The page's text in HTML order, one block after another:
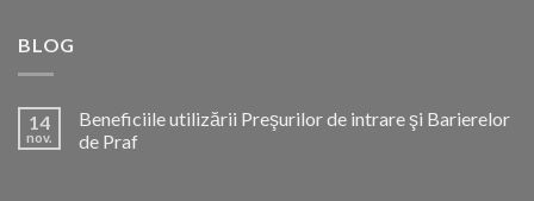
BLOG
14
nov.
Beneficiile utilizării Preşurilor de intrare şi Barierelor
de Praf